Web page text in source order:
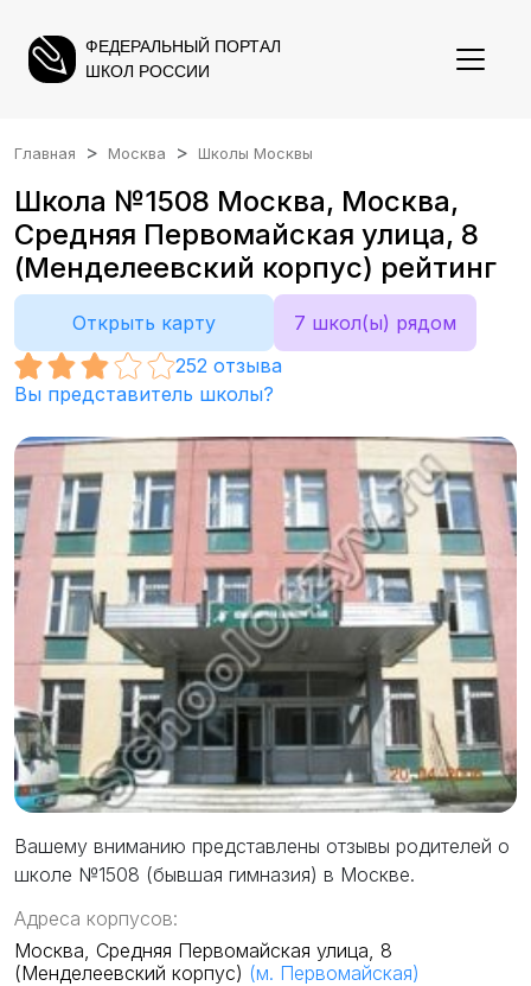
ФЕДЕРАЛЬНЫЙ ПОРТАЛ
ШКОЛ РОССИИ
Главная Москва Школы Москвы
Школа №1508 Москва, Москва,
Средняя Первомайская улица, 8
(Менделеевский корпус) рейтинг
Открыть карту
7 школ(ы) рядом
252 отзыва
Вы представитель школы?
Вашему вниманию представлены отзывы родителей о
школе №1508 (бывшая гимназия) в Москве.
Адреса корпусов:
Москва, Средняя Первомайская улица, 8
(Менделеевский корпус) (м. Первомайская)